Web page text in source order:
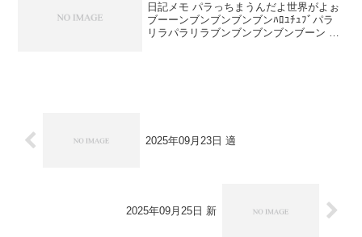
日記メモ パラっちまうんだよ世界がよぉ
ブーーンブンブンブンブンﾊﾛﾕﾁｭﾌﾞパラ
リラパラリラブンブンブンブンブーン 近
2025年09月23日 適
2025年09月25日 新